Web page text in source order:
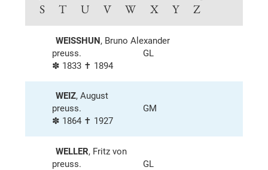
S
T U V W X Y Z
WEISSHUN, Bruno Alexander
preuss.
GL
✽ 1833 ✝ 1894
WEIZ, August
preuss.
GM
✽ 1864 ✝ 1927
WELLER, Fritz von
preuss.
GL